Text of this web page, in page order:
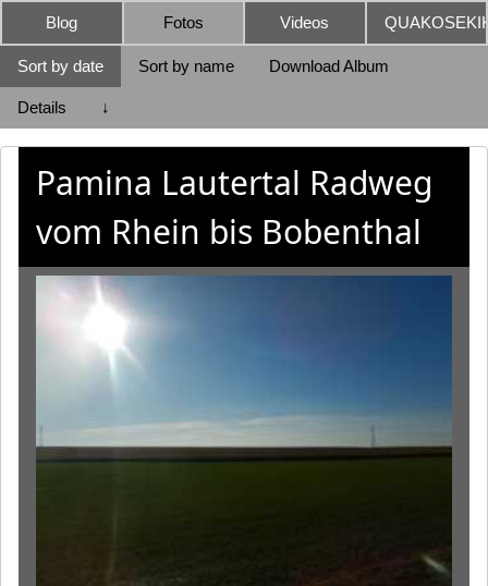
Blog Fotos Videos
Sort by date Sort by name Download Album
Details ↓
Pamina Lautertal Radweg
vom Rhein bis Bobenthal